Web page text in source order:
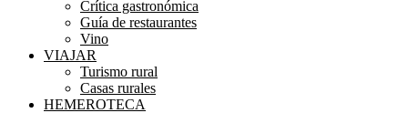
Crítica gastronómica
Guía de restaurantes
Vino
VIAJAR
Turismo rural
Casas rurales
HEMEROTECA